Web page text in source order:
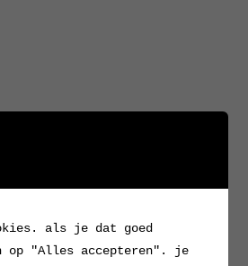
als je dat goed
"Alles accepteren". je